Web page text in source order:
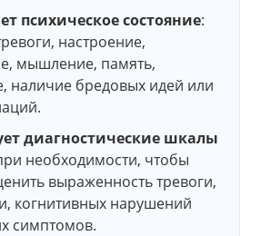
психическое состояние:
настроение,
мышление, память,
наличие бредовых идей или
диагностические шкалы
необходимости, чтобы
выраженность тревоги,
когнитивных нарушений
симптомов.